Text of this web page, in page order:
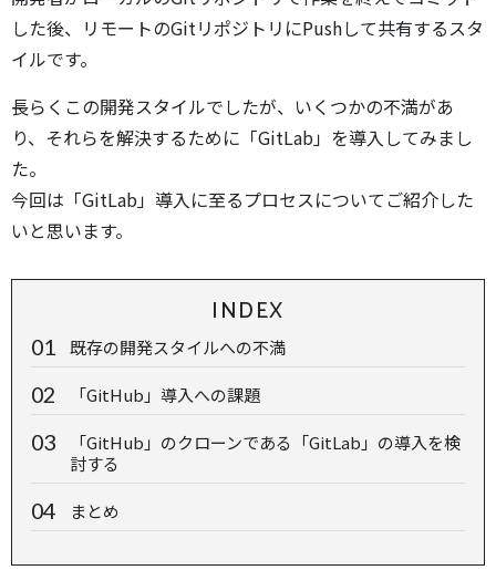
した後、リモートのGitリポジトリにPushして共有するスタ
イルです。
長らくこの開発スタイルでしたが、いくつかの不満があ
り、それらを解決するために「GitLab」を導入してみまし
た。
今回は「GitLab」導入に至るプロセスについてご紹介した
いと思います。
INDEX
既存の開発スタイルへの不満
「GitHub」導入への課題
「GitHub」のクローンである「GitLab」の導入を検
討する
まとめ